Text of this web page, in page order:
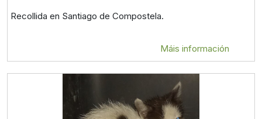
Recollida en Santiago de Compostela.
Máis información